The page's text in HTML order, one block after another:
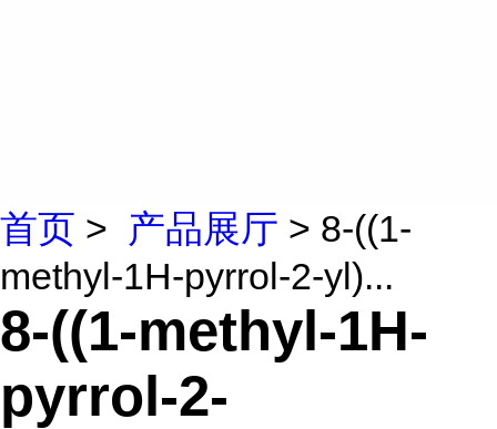
首页 > 产品展厅 > 8-((1-
methyl-1H-pyrrol-2-yl)...
8-((1-methyl-1H-
pyrrol-2-